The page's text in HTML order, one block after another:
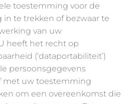
toestemming voor de
te trekken of bezwaar te
van uw
heeft het recht op
(‘dataportabiliteit’)
persoonsgegevens
met uw toestemming
om een overeenkomst die